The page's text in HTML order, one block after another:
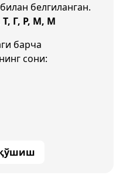
белгиланган.
Г, Р, М, М
барча
сони:
қўшиш